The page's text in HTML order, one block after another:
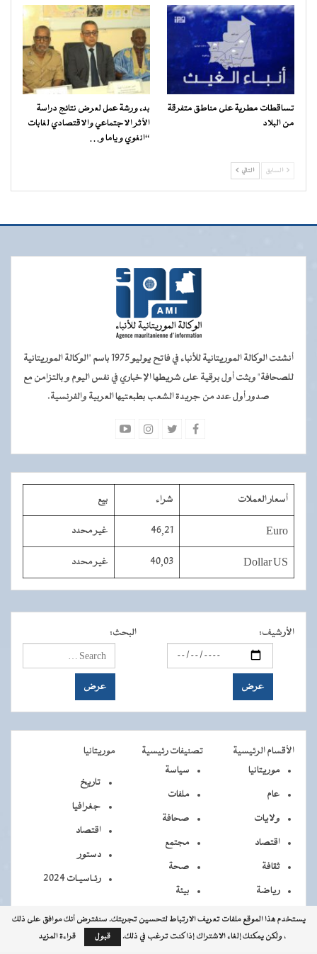
تساقطات مطرية على مناطق متفرقة
من البلاد
بدء ورشة عمل لعرض نتائج دراسة
الأثر الاجتماعي والاقتصادي لغابات
“انغوي و ياما و…
السابق التالي
أنشئت الوكالة الموريتانية للأنباء في فاتح يوليو 1975 باسم "الوكالة الموريتانية
للصحافة" وبثت أول برقية على شريطها الإخباري في نفس اليوم و بالتزامن مع
صدور أول عدد من جريدة الشعب بطبعتيها العربية والفرنسية.
أسعار العملات شراء بيع
Euro
46,21 غير محدد
Dollar US
40,03 غير محدد
الأرشيف: البحث:
الأقسام الرئيسية تصنيفات رئيسية
موريتانيا
موريتانيا
عام
ولايات
اقتصاد
ثقافة
رياضة
سياسة
ملفات
صحافة
مجتمع
صحة
بيئة
تاريخ
جغرافيا
اقتصاد
دستور
رئـاسيـات 2024
يستخدم هذا الموقع ملفات تعريف الارتباط لتحسين تجربتك. سنفترض أنك موافق على ذلك
، ولكن يمكنك إلغاء الاشتراك إذا كنت ترغب في ذلك.
قبول قراءة المزيد